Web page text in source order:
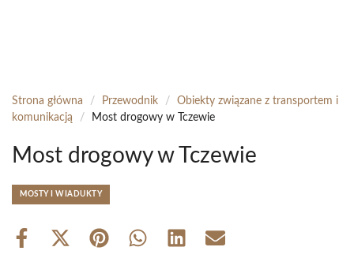
Strona główna / Przewodnik /
Obiekty związane z transportem i
komunikacją
/ Most drogowy w Tczewie
Most drogowy w Tczewie
MOSTY I WIADUKTY
Share
Share Share Share Share Share